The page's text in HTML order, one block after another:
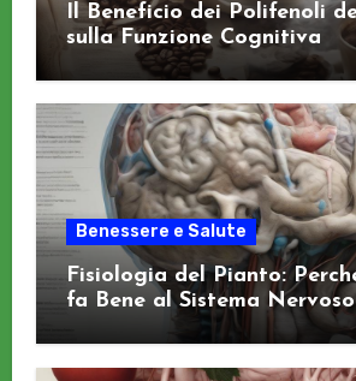
Il Beneficio dei Polifenoli
sulla Funzione Cognitiva
Benessere e Salute
Fisiologia del Pianto:
fa Bene al Sistema Nervoso